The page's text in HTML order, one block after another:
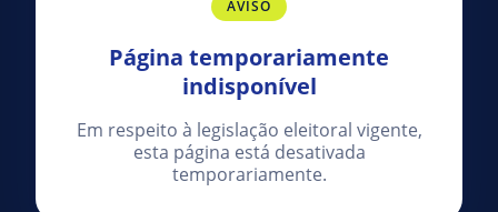
AVISO
Página temporariamente
indisponível
Em respeito à legislação eleitoral vigente,
esta página está desativada
temporariamente.